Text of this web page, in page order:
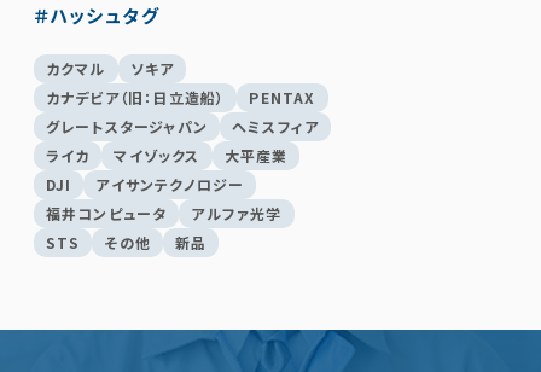
＃ハッシュタグ
カクマル
ソキア
カナデビア（旧：日立造船）
PENTAX
グレートスタージャパン
へミスフィア
ライカ
マイゾックス
大平産業
DJI
アイサンテクノロジー
福井コンピュータ
アルファ光学
STS
その他 新品